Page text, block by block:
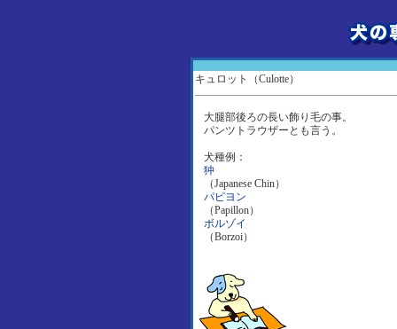
キュロット（Culotte）
大腿部後ろの長い飾り毛の事。
パンツトラウザーとも言う。
犬種例：
狆
（Japanese Chin）
パピヨン
（Papillon）
ボルゾイ
（Borzoi）